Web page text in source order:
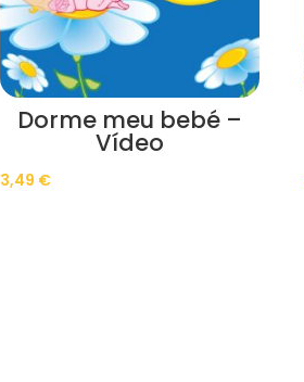
Dorme meu bebé –
Vídeo
3,49 €